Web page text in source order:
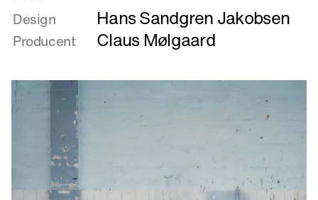
om
Fold
Design Hans Sandgren Jakobsen
Producent Claus Mølgaard